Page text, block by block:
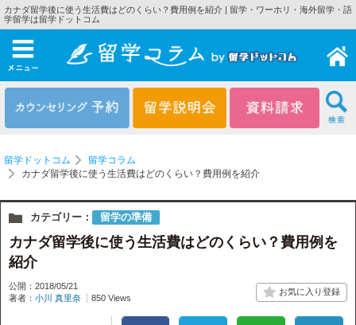
カナダ留学後に使う生活費はどのくらい？費用例を紹介 | 留学・ワーホリ・海外留学・語
学留学は留学ドットコム
メニュー
留学ドットコム
留学コラム
カナダ留学後に使う生活費はどのくらい？費用例を紹介
カテゴリー： 留学の準備
カナダ留学後に使う生活費はどのくらい？費用例を
紹介
公開：2018/05/21
著者： 小川 真里奈 850 Views